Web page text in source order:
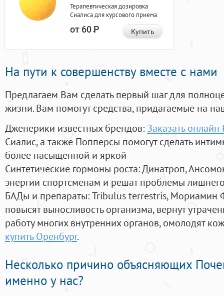
Терапевтическая дозировка
Сиалиса для курсового приема
от 60Р Купить
На пути к совершенству вместе с нами
Предлагаем Вам сделать первый шаг для
жизни. Вам помогут средства, придагаемые на
Дженерики известных брендов: Заказать
Сиалис, а также Попперсы помогут сделать
более насыщенной и яркой
Синтетические гормоны роста: Динатроп,
энергии спортсменам и решат проблемы
БАДы и препараты:Tribulus terrestris, Мориамин
повысят выносливость организма, вернут
работу многих внутренних органов, омолодят
купить Оренбург.
Несколько причино объясняющих
именно у нас?